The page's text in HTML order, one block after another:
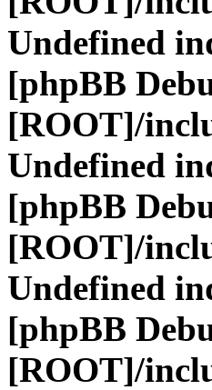
Undefined
[phpBB
[ROOT]/
Undefined
[phpBB
[ROOT]/
Undefined
[phpBB
[ROOT]/